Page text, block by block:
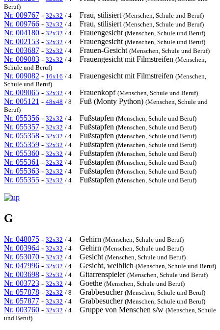
Beruf)
Nr. 009767 - 32x32 / 4 Frau, stilisiert (Menschen, Schule und Beruf)
Nr. 009766 - 32x32 / 4 Frau, stilisiert (Menschen, Schule und Beruf)
Nr. 004180 - 32x32 / 4 Frauengesicht (Menschen, Schule und Beruf)
Nr. 002153 - 32x32 / 4 Frauengesicht (Menschen, Schule und Beruf)
Nr. 003687 - 32x32 / 4 Frauen-Gesicht (Menschen, Schule und Beruf)
Nr. 009083 - 32x32 / 4 Frauengesicht mit Filmstreifen (Menschen,
Schule und Beruf)
Nr. 009082 - 16x16 / 4 Frauengesicht mit Filmstreifen (Menschen,
Schule und Beruf)
Nr. 009065 - 32x32 / 4 Frauenkopf (Menschen, Schule und Beruf)
Nr. 005121 - 48x48 / 8 Fuß (Monty Python) (Menschen, Schule und
Beruf)
Nr. 055356 - 32x32 / 4 Fußstapfen (Menschen, Schule und Beruf)
Nr. 055357 - 32x32 / 4 Fußstapfen (Menschen, Schule und Beruf)
Nr. 055358 - 32x32 / 4 Fußstapfen (Menschen, Schule und Beruf)
Nr. 055359 - 32x32 / 4 Fußstapfen (Menschen, Schule und Beruf)
Nr. 055360 - 32x32 / 4 Fußstapfen (Menschen, Schule und Beruf)
Nr. 055361 - 32x32 / 4 Fußstapfen (Menschen, Schule und Beruf)
Nr. 055363 - 32x32 / 4 Fußstapfen (Menschen, Schule und Beruf)
Nr. 055355 - 32x32 / 4 Fußstapfen (Menschen, Schule und Beruf)
G
Nr. 048075 - 32x32 / 4 Gehirn (Menschen, Schule und Beruf)
Nr. 003964 - 32x32 / 4 Gehirn (Menschen, Schule und Beruf)
Nr. 053070 - 32x32 / 4 Gesicht (Menschen, Schule und Beruf)
Nr. 047996 - 32x32 / 4 Gesicht, weiblich (Menschen, Schule und Beruf)
Nr. 003698 - 32x32 / 4 Gitarrenspieler (Menschen, Schule und Beruf)
Nr. 003723 - 32x32 / 4 Goethe (Menschen, Schule und Beruf)
Nr. 057878 - 32x32 / 8 Grabbesucher (Menschen, Schule und Beruf)
Nr. 057877 - 32x32 / 4 Grabbesucher (Menschen, Schule und Beruf)
Nr. 003760 - 32x32 / 4 Gruppe von Menschen s/w (Menschen, Schule
und Beruf)